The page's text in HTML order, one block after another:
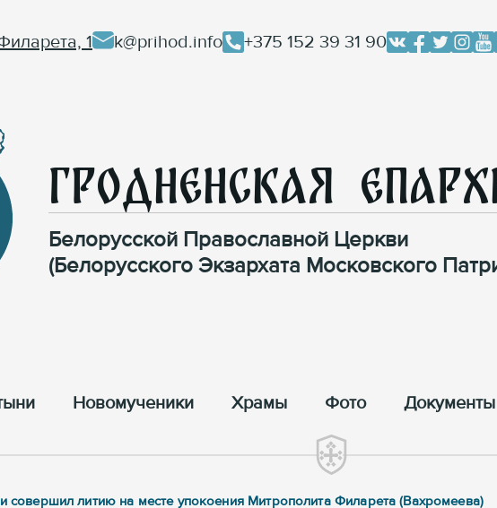
1 k@prihod.info +375 152 39 31 90
Гродненская
Белорусской Православной Церкви
(Белорусского Экзархата Московского
Новомученики Храмы Фото Документы
совершил литию на месте упокоения Митрополита Филарета (Вахромеева)